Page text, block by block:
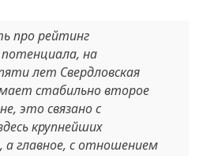
про рейтинг
на
лет Свердловская
стабильно второе
это связано с
крупнейших
главное, с отношением